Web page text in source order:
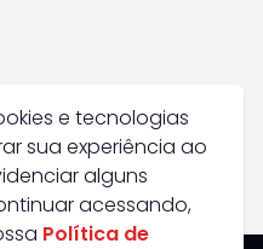
e tecnologias
sua experiência ao
alguns
acessando,
Política de